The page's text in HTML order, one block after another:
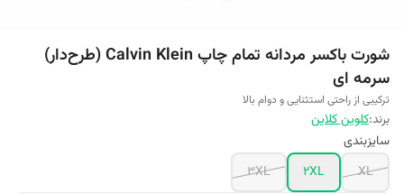
شورت باکسر مردانه تمام چاپ Calvin Klein (طرح‌دار)
سرمه ای
ترکیبی از راحتی استثنایی و دوام بالا
برند:کلوین کلاین
سایزبندی
XL
2XL
3XL